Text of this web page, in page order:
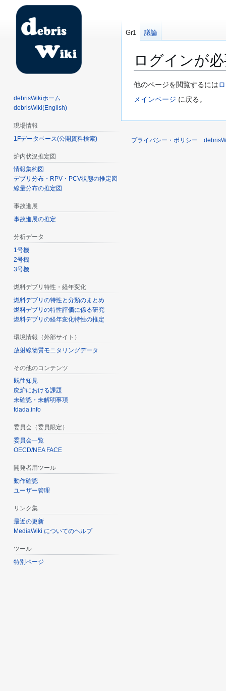
ログインが
ナ
ビ
ョ
検
索
他のページを閲覧するには
メインページ に戻る。
Gr1 議論
debrisWikiホーム
debrisWiki(English)
現場情報
1Fデータベース(公開資料検索)
炉内状況推定図
情報集約図
デブリ分布・RPV・PCV状態の推定図
線量分布の推定図
事故進展
事故進展の推定
分析データ
1号機
2号機
3号機
燃料デブリ特性・経年変化
燃料デブリの特性と分類のまとめ
燃料デブリの特性評価に係る研究
燃料デブリの経年変化特性の推定
環境情報（外部サイト）
放射線物質モニタリングデータ
その他のコンテンツ
既往知見
廃炉における課題
未確認・未解明事項
fdada.info
委員会（委員限定）
委員会一覧
OECD/NEA FACE
開発者用ツール
動作確認
ユーザー管理
リンク集
最近の更新
MediaWiki についてのヘルプ
ツール
特別ページ
プライバシー・ポリシー